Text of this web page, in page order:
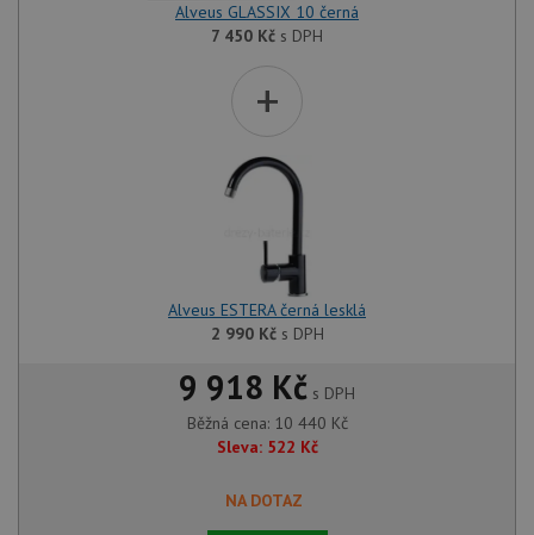
Alveus GLASSIX 10 černá
7 450 Kč s DPH
+
Alveus ESTERA černá lesklá
2 990 Kčs DPH
9 918 Kč s DPH
Běžná cena: 10 440 Kč
Sleva: 522 Kč
NA DOTAZ